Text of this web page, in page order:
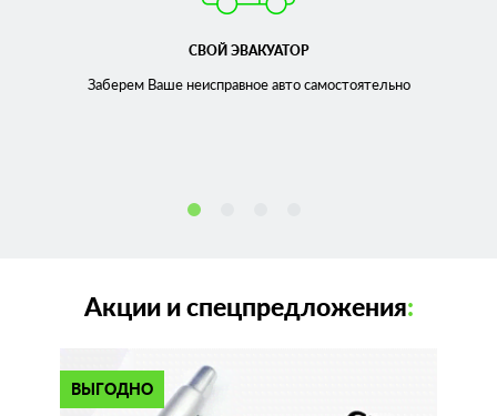
СВОЙ ЭВАКУАТОР
Заберем Ваше неисправноеавто самостоятельно
Акции и спецпредложения:
ВЫГОДНО